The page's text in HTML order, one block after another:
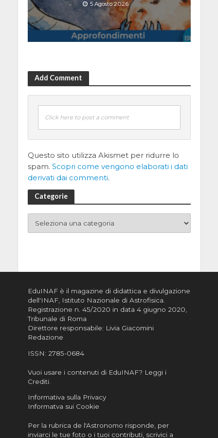
5 Agosto 2026
Add Comment
Click here to post a comment
Questo sito utilizza Akismet per ridurre lo
spam. Scopri come vengono elaborati i dati
derivati dai commenti.
Categorie
EduINAF è il magazine di didattica e divulgazione
dell'INAF, Istituto Nazionale di Astrofisica.
Registrazione n. 45/2020 in data 4 giugno 2020,
Tribunale di Roma
Direttore responsabile: Livia Giacomini
Redazione
ISSN: 2785-0684
Vuoi usare i contenuti di EduINAF? Leggi i
Crediti.
Informativa sulla Privacy
Informatva sui Cookie
Per la rubrica de l'Astronomo risponde, per
inviarci le tue foto o i tuoi contributi, scrivici a